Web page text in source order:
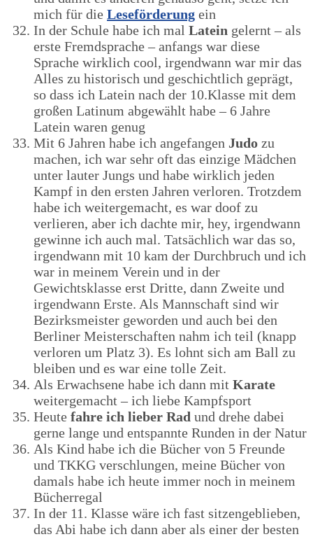
mich für die Leseförderung ein
In der Schule habe ich mal Latein gelernt – als
erste Fremdsprache – anfangs war diese
Sprache wirklich cool, irgendwann war mir das
Alles zu historisch und geschichtlich geprägt,
so dass ich Latein nach der 10.Klasse mit dem
großen Latinum abgewählt habe – 6 Jahre
Latein waren genug
Mit 6 Jahren habe ich angefangen Judo zu
machen, ich war sehr oft das einzige Mädchen
unter lauter Jungs und habe wirklich jeden
Kampf in den ersten Jahren verloren. Trotzdem
habe ich weitergemacht, es war doof zu
verlieren, aber ich dachte mir, hey, irgendwann
gewinne ich auch mal. Tatsächlich war das so,
irgendwann mit 10 kam der Durchbruch und ich
war in meinem Verein und in der
Gewichtsklasse erst Dritte, dann Zweite und
irgendwann Erste. Als Mannschaft sind wir
Bezirksmeister geworden und auch bei den
Berliner Meisterschaften nahm ich teil (knapp
verloren um Platz 3). Es lohnt sich am Ball zu
bleiben und es war eine tolle Zeit.
Als Erwachsene habe ich dann mit Karate
weitergemacht – ich liebe Kampfsport
Heute fahre ich lieber Rad und drehe dabei
gerne lange und entspannte Runden in der Natur
Als Kind habe ich die Bücher von 5 Freunde
und TKKG verschlungen, meine Bücher von
damals habe ich heute immer noch in meinem
Bücherregal
In der 11. Klasse wäre ich fast sitzengeblieben,
das Abi habe ich dann aber als einer der besten